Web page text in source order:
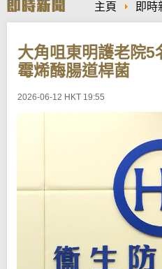
r
c
主頁 即時
大角咀東明護老院5
霉烯酶腸道桿菌
2026-06-12 HKT 19:55